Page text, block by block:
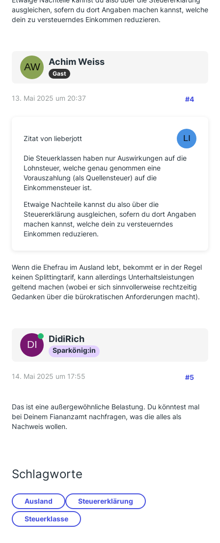
ausgleichen, sofern du dort Angaben machen kannst, welche
dein zu versteuerndes Einkommen reduzieren.
Achim Weiss
Gast
13. Mai 2025 um 20:37 #4
Zitat von lieberjott
Die Steuerklassen haben nur Auswirkungen auf die
Lohnsteuer, welche genau genommen eine
Vorauszahlung (als Quellensteuer) auf die
Einkommensteuer ist.
Etwaige Nachteile kannst du also über die
Steuererklärung ausgleichen, sofern du dort Angaben
machen kannst, welche dein zu versteuerndes
Einkommen reduzieren.
Wenn die Ehefrau im Ausland lebt, bekommt er in der Regel
keinen Splittingtarif, kann allerdings Unterhaltsleistungen
geltend machen (wobei er sich sinnvollerweise rechtzeitig
Gedanken über die bürokratischen Anforderungen macht).
OnlineDidiRich
Sparkönig:in
14. Mai 2025 um 17:55 #5
Das ist eine außergewöhnliche Belastung. Du könntest mal
bei Deinem Fiananzamt nachfragen, was die alles als
Nachweis wollen.
Schlagworte
Ausland Steuererklärung
Steuerklasse